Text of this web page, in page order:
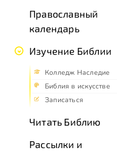
Православный
календарь
Изучение Библии
Колледж Наследие
Библия в искусстве
Записаться
Читать Библию
Рассылки и